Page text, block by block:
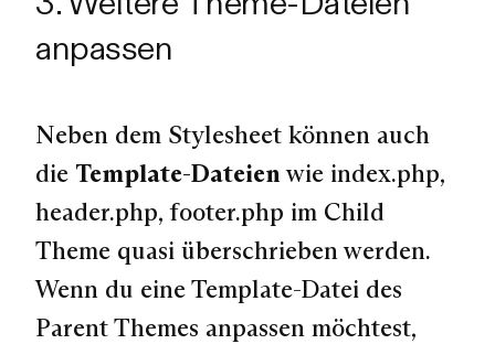
anpassen
Neben dem Stylesheet können auch
die Template-Dateienwie index.php,
header.php, footer.php im Child
Theme quasi überschrieben werden.
Wenn du eine Template-Datei des
Parent Themes anpassen möchtest,